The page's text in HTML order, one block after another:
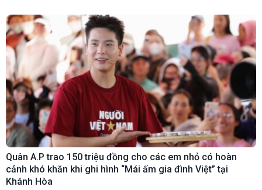
Quân A.P trao 150 triệu đồng cho các em nhỏ có hoàn
cảnh khó khăn khi ghi hình “Mái ấm gia đình Việt” tại
Khánh Hòa